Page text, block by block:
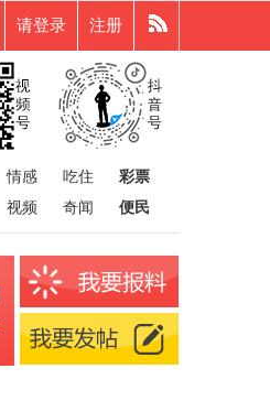
请登录 注册
情感 吃住
彩票
视频 奇闻 便民